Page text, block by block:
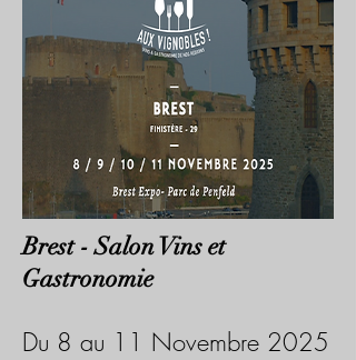
Brest - Salon Vins et
Gastronomie
Du 8 au 11 Novembre 2025